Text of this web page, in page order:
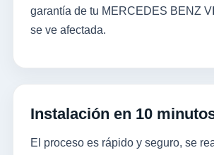
garantía de tu MERCEDES BENZ
se ve afectada.
Instalación en 10
El proceso es rápido y seguro, se